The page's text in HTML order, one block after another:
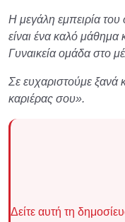
Η μεγάλη εμπειρία
είναι ένα καλό μάθημα
Γυναικεία ομάδα στο
Σε ευχαριστούμε ξανά
καριέρας σου».
Δείτε αυτή τη